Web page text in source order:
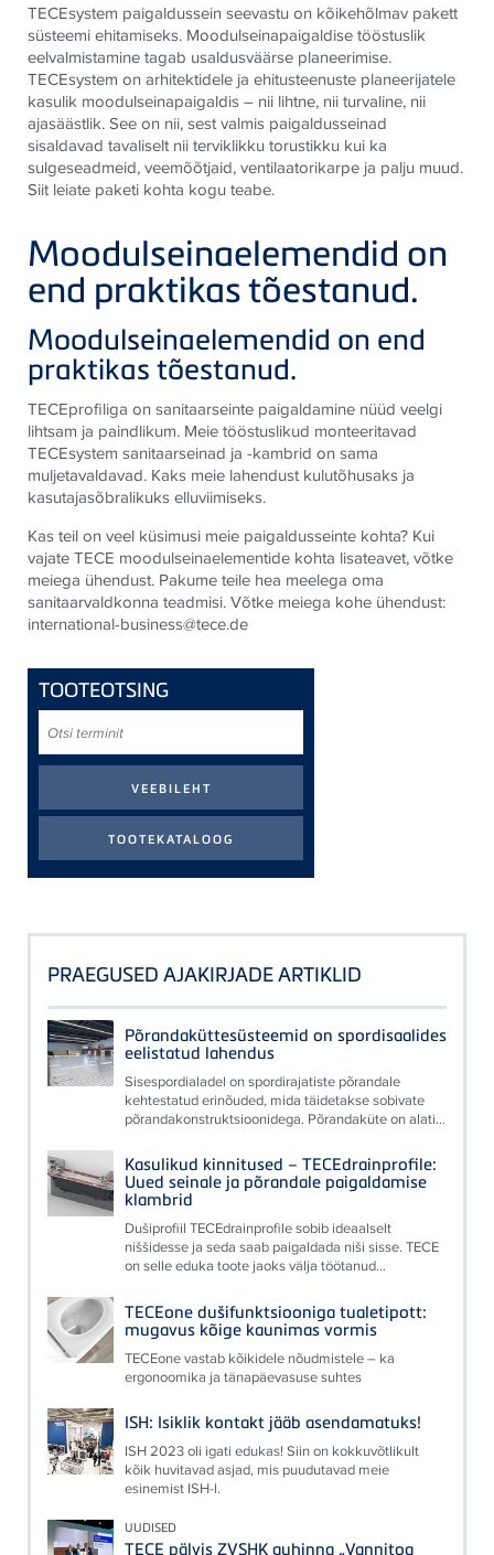
TECEsystem paigaldussein seevastu on kõikehõlmav pakett
süsteemi ehitamiseks. Moodulseinapaigaldise tööstuslik
eelvalmistamine tagab usaldusväärse planeerimise.
TECEsystem on arhitektidele ja ehitusteenuste planeerijatele
kasulik moodulseinapaigaldis – nii lihtne, nii turvaline, nii
ajasäästlik. See on nii, sest valmis paigaldusseinad
sisaldavad tavaliselt nii terviklikku torustikku kui ka
sulgeseadmeid, veemõõtjaid, ventilaatorikarpe ja palju muud.
Siit leiate paketi kohta kogu teabe.
Moodulseinaelemendid on
end praktikas tõestanud.
Moodulseinaelemendid on end
praktikas tõestanud.
TECEprofiliga on sanitaarseinte paigaldamine nüüd veelgi
lihtsam ja paindlikum. Meie tööstuslikud monteeritavad
TECEsystem sanitaarseinad ja -kambrid on sama
muljetavaldavad. Kaks meie lahendust kulutõhusaks ja
kasutajasõbralikuks elluviimiseks.
Kas teil on veel küsimusi meie paigaldusseinte kohta? Kui
vajate TECE moodulseinaelementide kohta lisateavet, võtke
meiega ühendust. Pakume teile hea meelega oma
sanitaarvaldkonna teadmisi. Võtke meiega kohe ühendust:
international-business@tece.de
TOOTEOTSING
terminit
PRAEGUSED AJAKIRJADE ARTIKLID
Põrandaküttesüsteemid on spordisaalides
eelistatud lahendus
Sisespordialadel on spordirajatiste põrandale
kehtestatud erinõuded, mida täidetakse sobivate
põrandakonstruktsioonidega. Põrandaküte on alati...
Kasulikud kinnitused – TECEdrainprofile:
Uued seinale ja põrandale paigaldamise
klambrid
Dušiprofiil TECEdrainprofile sobib ideaalselt
niššidesse ja seda saab paigaldada niši sisse. TECE
on selle eduka toote jaoks välja töötanud...
TECEone dušifunktsiooniga tualetipott:
mugavus kõige kaunimas vormis
TECEone vastab kõikidele nõudmistele – ka
ergonoomika ja tänapäevasuse suhtes
ISH: Isiklik kontakt jääb asendamatuks!
ISH 2023 oli igati edukas! Siin on kokkuvõtlikult
kõik huvitavad asjad, mis puudutavad meie
esinemist ISH-l.
UUDISED
TECE pälvis ZVSHK auhinna „Vannitoa